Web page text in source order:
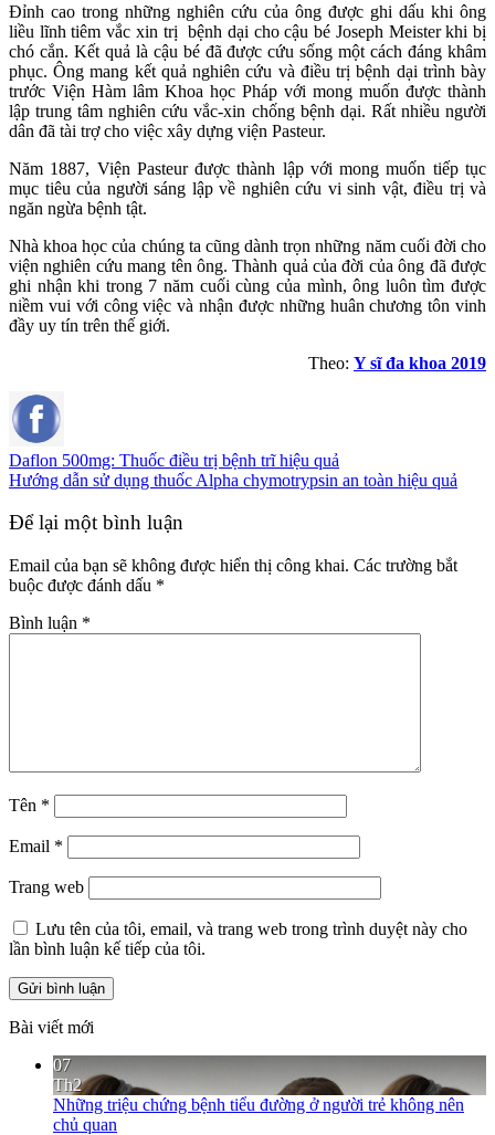
Đỉnh cao trong những nghiên cứu của ông được ghi dấu khi ông
liều lĩnh tiêm vắc xin trị bệnh dại cho cậu bé Joseph Meister khi bị
chó cắn. Kết quả là cậu bé đã được cứu sống một cách đáng khâm
phục. Ông mang kết quả nghiên cứu và điều trị bệnh dại trình bày
trước Viện Hàm lâm Khoa học Pháp với mong muốn được thành
lập trung tâm nghiên cứu vắc-xin chống bệnh dại. Rất nhiều người
dân đã tài trợ cho việc xây dựng viện Pasteur.
Năm 1887, Viện Pasteur được thành lập với mong muốn tiếp tục
mục tiêu của người sáng lập về nghiên cứu vi sinh vật, điều trị và
ngăn ngừa bệnh tật.
Nhà khoa học của chúng ta cũng dành trọn những năm cuối đời cho
viện nghiên cứu mang tên ông. Thành quả của đời của ông đã được
ghi nhận khi trong 7 năm cuối cùng của mình, ông luôn tìm được
niềm vui với công việc và nhận được những huân chương tôn vinh
đầy uy tín trên thế giới.
Theo: Y sĩ đa khoa 2019
Daflon 500mg: Thuốc điều trị bệnh trĩ hiệu quả
Hướng dẫn sử dụng thuốc Alpha chymotrypsin an toàn hiệu quả
Để lại một bình luận
Email của bạn sẽ không được hiển thị công khai. Các trường bắt
buộc được đánh dấu *
Bình luận *
Tên *
Email *
Trang web
Lưu tên của tôi, email, và trang web trong trình duyệt này cho
lần bình luận kế tiếp của tôi.
Bài viết mới
07
Th2
Những triệu chứng bệnh tiểu đường ở người trẻ không nên
chủ quan